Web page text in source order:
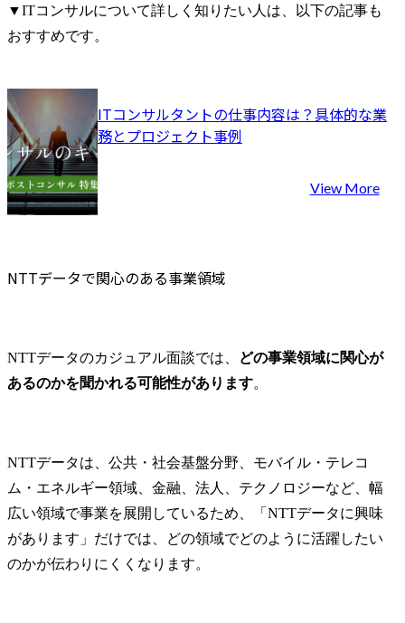
▼ITコンサルについて詳しく知りたい人は、以下の記事も
おすすめです。
ITコンサルタントの仕事内容は？具体的な業
務とプロジェクト事例
View More
NTTデータで関心のある事業領域
NTTデータのカジュアル面談では、
どの事業領域に関心が
あるのかを聞かれる可能性があります。
NTTデータは、公共・社会基盤分野、モバイル・テレコ
ム・エネルギー領域、金融、法人、テクノロジーなど、幅
広い領域で事業を展開しているため、「NTTデータに興味
があります」だけでは、どの領域でどのように活躍したい
のかが伝わりにくくなります。